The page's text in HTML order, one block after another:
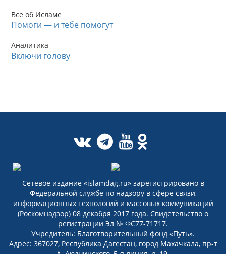
Все об Исламе
Помоги — и тебе помогут
Аналитика
Включи голову
Сетевое издание «islamdag.ru» зарегистрировано в
Федеральной службе по надзору в сфере связи,
информационных технологий и массовых коммуникаций
(Роскомнадзор) 08 декабря 2017 года. Свидетельство о
регистрации Эл № ФС77-71717.
Учредитель: Благотворительный фонд «Путь».
Адрес: 367027, Республика Дагестан, город Махачкала, пр-т